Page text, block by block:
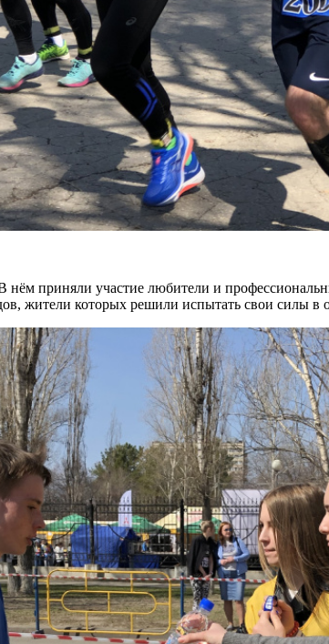
приняли участие любители и
жители которых решили испытать свои силы в